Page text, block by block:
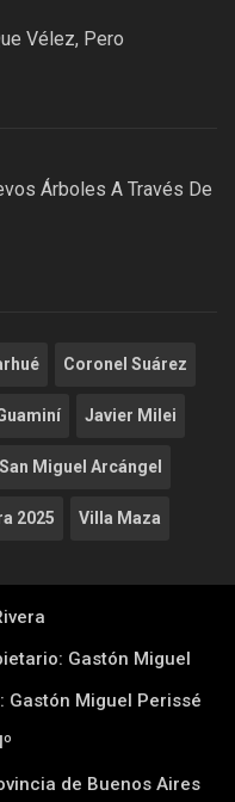
Vélez, Pero
Árboles A Través De
Coronel Suárez
Javier Milei
San Miguel Arcángel
2025 Villa Maza
Gastón Miguel
Gastón Miguel Perissé
de Buenos Aires